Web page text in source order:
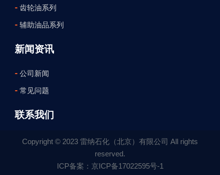
- 齿轮油系列
- 辅助油品系列
新闻资讯
- 公司新闻
- 常见问题
联系我们
Copyright © 2023 雷纳石化（北京）有限公司 All rights
reserved.
ICP备案：京ICP备17022595号-1